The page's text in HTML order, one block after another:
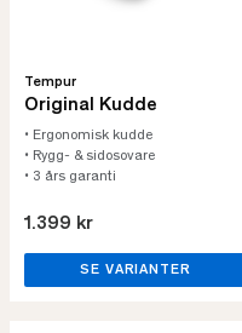
Tempur
Original Kudde
• Ergonomisk kudde
• Rygg- & sidosovare
• 3 års garanti
1.399 kr
SE VARIANTER